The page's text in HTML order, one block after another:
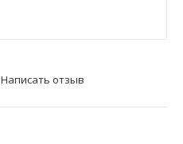
Написать отзыв